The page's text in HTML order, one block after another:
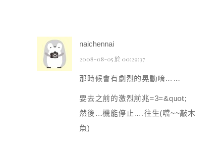
naichennai
2008-08-05 於 00:29:37
那時候會有劇烈的晃動唷……
要去之前的激烈前兆=3=&quot;
然後…機能停止….往生(噹~~敲木
魚)